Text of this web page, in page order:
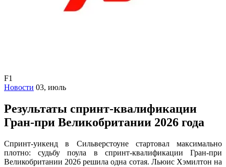
F1
Новости 03, июль
Результаты спринт-квалификации
Гран-при Великобритании 2026 года
Спринт-уикенд в Сильверстоуне стартовал максимально
плотно: судьбу поула в спринт-квалификации Гран-при
Великобритании 2026 решила одна сотая. Льюис Хэмилтон на